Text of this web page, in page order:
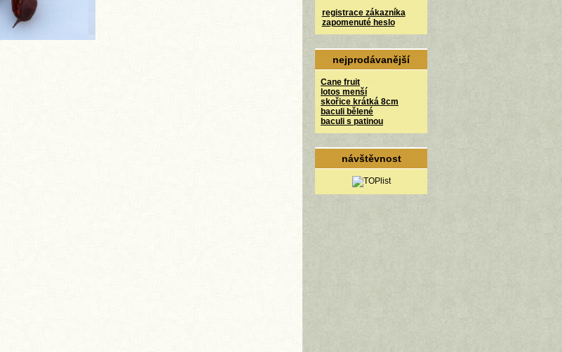
registrace zákazníka
zapomenuté heslo
nejprodávanější
Cane fruit
lotos menší
skořice krátká 8cm
baculi bělené
baculi s patinou
návštěvnost